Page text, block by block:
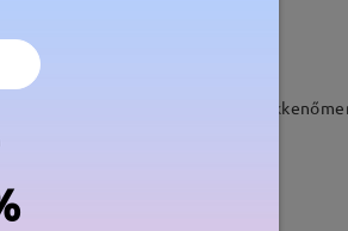
arcra. Az beépített szegecsek